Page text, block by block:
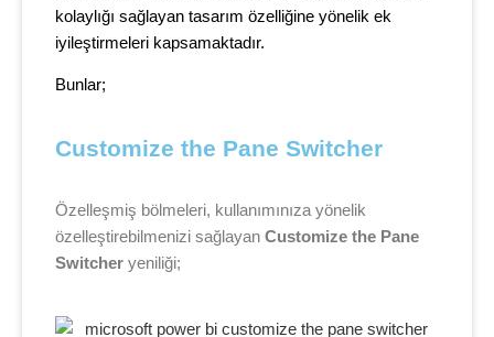
kolaylığı sağlayan tasarım özelliğine yönelik ek
iyileştirmeleri kapsamaktadır.
Bunlar;
Customize the Pane Switcher
Özelleşmiş bölmeleri, kullanımınıza yönelik
özelleştirebilmenizi sağlayan Customize the Pane
Switcher yeniliği;